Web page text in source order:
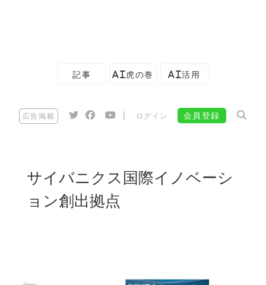
記事 AI虎の巻 AI活用
広告掲載 ログイン 会員登録
サイバニクス国際イノベーシ
ョン創出拠点